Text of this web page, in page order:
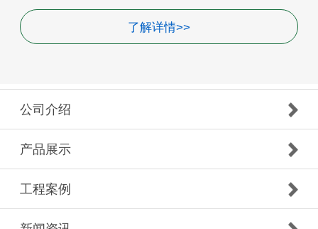
了解详情>>
公司介绍
产品展示
工程案例